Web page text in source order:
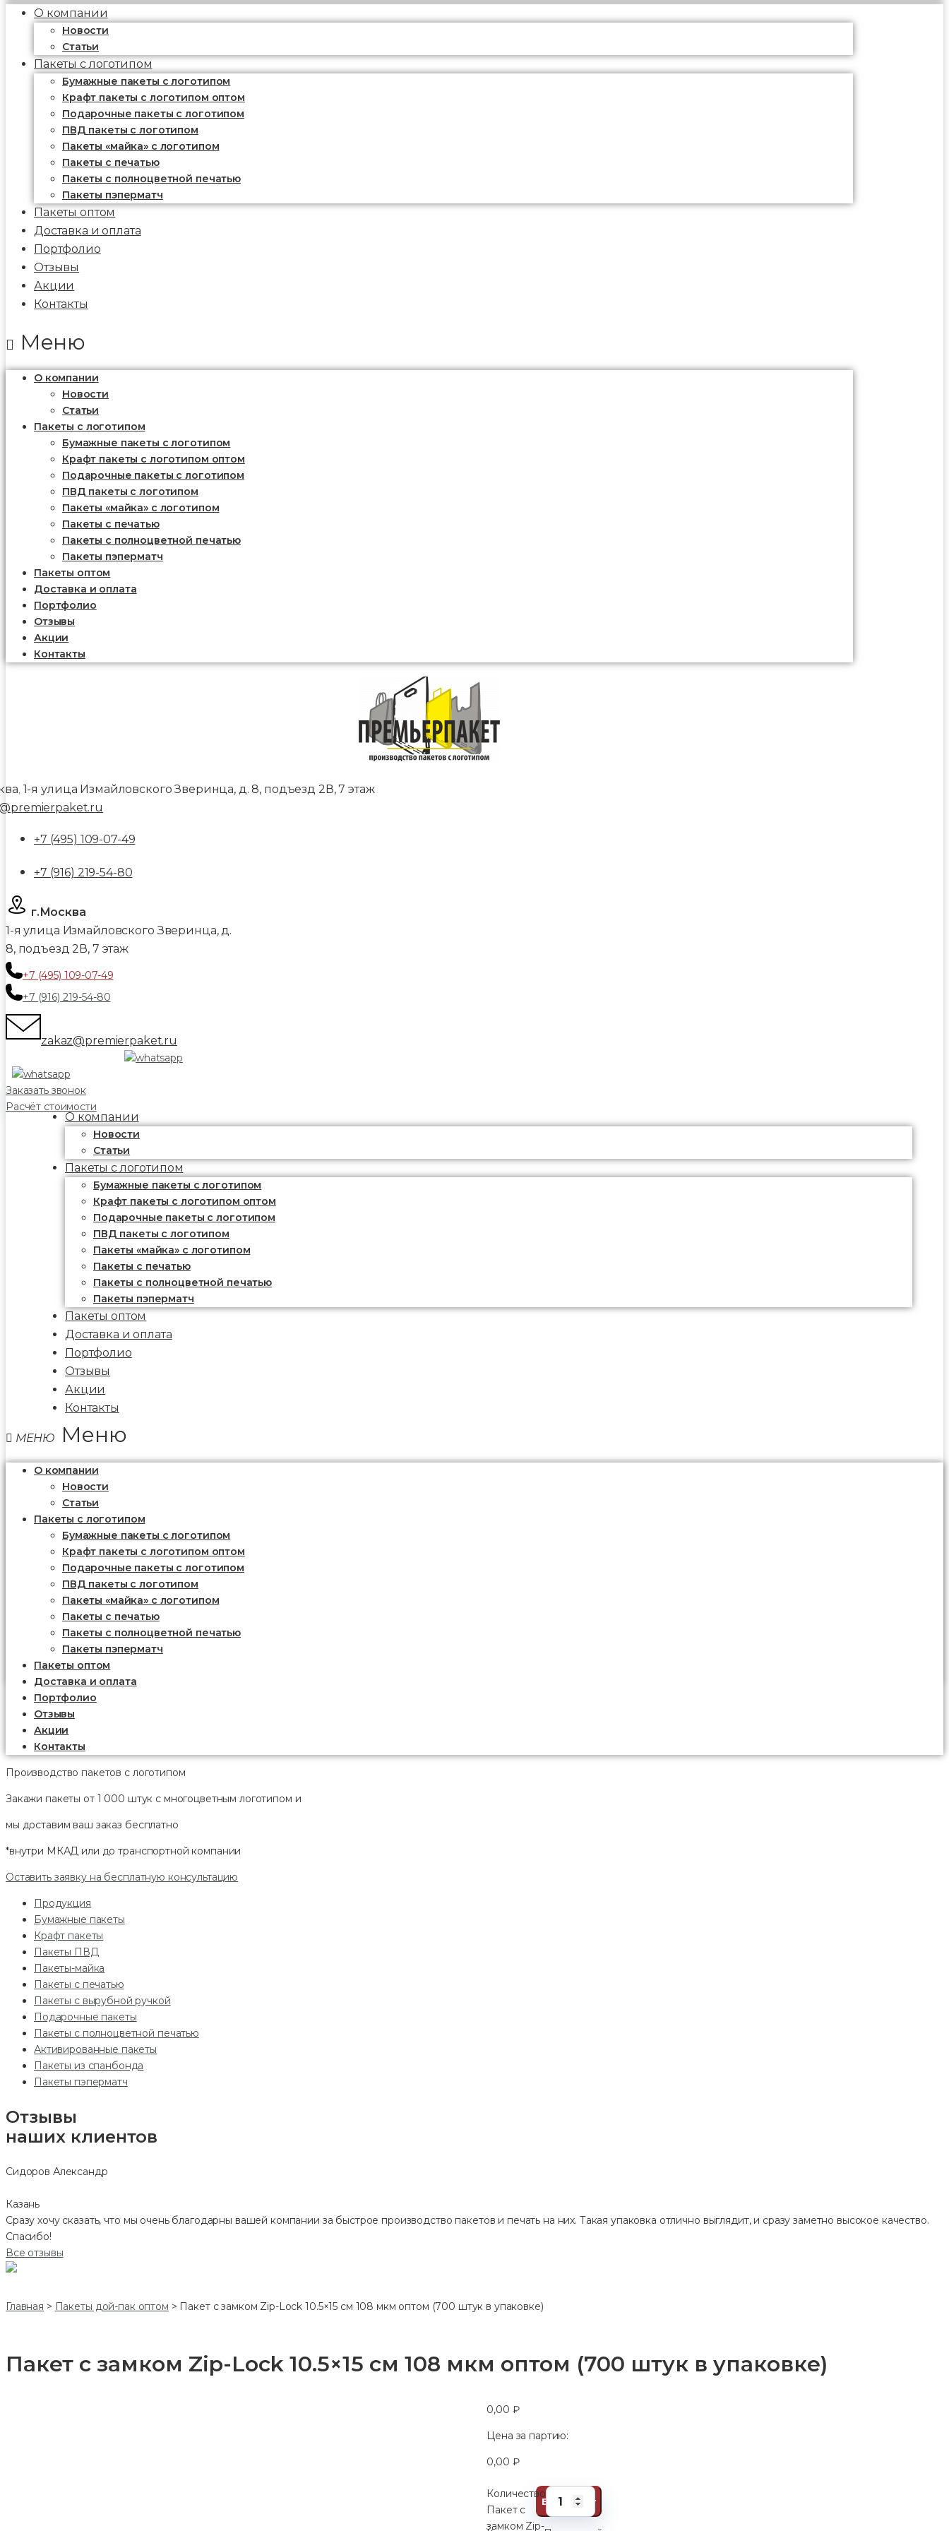
О компании
Новости
Статьи
Пакеты с логотипом
Бумажные пакеты с логотипом
Крафт пакеты с логотипом оптом
Подарочные пакеты с логотипом
ПВД пакеты с логотипом
Пакеты «майка» с логотипом
Пакеты c печатью
Пакеты с полноцветной печатью
Пакеты пэперматч
Пакеты оптом
Доставка и оплата
Портфолио
Отзывы
Акции
Контакты
Меню
О компании
Новости
Статьи
Пакеты с логотипом
Бумажные пакеты с логотипом
Крафт пакеты с логотипом оптом
Подарочные пакеты с логотипом
ПВД пакеты с логотипом
Пакеты «майка» с логотипом
Пакеты c печатью
Пакеты с полноцветной печатью
Пакеты пэперматч
Пакеты оптом
Доставка и оплата
Портфолио
Отзывы
Акции
Контакты
, 1-я улица Измайловского Зверинца, д. 8, подъезд 2В, 7 этаж
+7 (495) 109-07-49
+7 (916) 219-54-80
г.Москва
1-я улица Измайловского Зверинца, д.
8, подъезд 2В, 7 этаж
+7 (495) 109-07-49
+7 (916) 219-54-80
zakaz@premierpaket.ru
Заказать звонок
Расчёт стоимости
О компании
Новости
Статьи
Пакеты с логотипом
Бумажные пакеты с логотипом
Крафт пакеты с логотипом оптом
Подарочные пакеты с логотипом
ПВД пакеты с логотипом
Пакеты «майка» с логотипом
Пакеты c печатью
Пакеты с полноцветной печатью
Пакеты пэперматч
Пакеты оптом
Доставка и оплата
Портфолио
Отзывы
Акции
Контакты
Меню
О компании
Новости
Статьи
Пакеты с логотипом
Бумажные пакеты с логотипом
Крафт пакеты с логотипом оптом
Подарочные пакеты с логотипом
ПВД пакеты с логотипом
Пакеты «майка» с логотипом
Пакеты c печатью
Пакеты с полноцветной печатью
Пакеты пэперматч
Пакеты оптом
Доставка и оплата
Портфолио
Отзывы
Акции
Контакты
Производство пакетов с логотипом
Закажи пакеты от 1 000 штук с многоцветным логотипом и
мы доставим ваш заказ бесплатно
*внутри МКАД или до транспортной компании
Оставить заявку на бесплатную консультацию
Продукция
Бумажные пакеты
Крафт пакеты
Пакеты ПВД
Пакеты-майка
Пакеты с печатью
Пакеты с вырубной ручкой
Подарочные пакеты
Пакеты с полноцветной печатью
Активированные пакеты
Пакеты из спанбонда
Пакеты пэперматч
Отзывы
наших клиентов
Сидоров Александр
Казань
Сразу хочу сказать, что мы очень благодарны вашей компании за быстрое производство пакетов и печать на них. Такая упаковка отлично выглядит, и сразу заметно высокое качество.
Спасибо!
Все отзывы
Главная > Пакеты дой-пак оптом > Пакет с замком Zip-Lock 10.5×15 см 108 мкм оптом (700 штук в упаковке)
Пакет с замком Zip-Lock 10.5×15 см 108 мкм оптом (700 штук в упаковке)
0,00 ₽
Цена за партию:
0,00 ₽
Количество
Пакет с
замком Zip-
В корзину